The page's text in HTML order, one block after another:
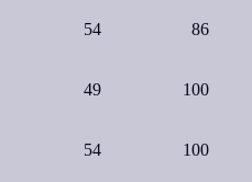
54 86
49 100
54 100